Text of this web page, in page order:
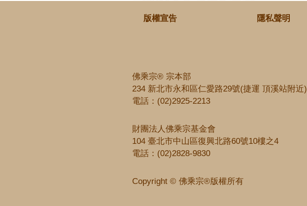
版權宣告 隱私聲明
佛乘宗® 宗本部
234 新北市永和區仁愛路29號(捷運 頂溪站附近)
電話： (02)2925-2213
財團法人佛乘宗基金會
104 臺北市中山區復興北路60號10樓之4
電話： (02)2828-9830
Copyright © 佛乘宗®版權所有